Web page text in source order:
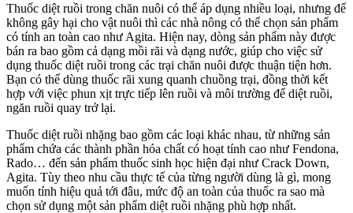
Thuốc diệt ruồi trong chăn nuôi có thể áp dụng nhiều loại, nhưng để
không gây hại cho vật nuôi thì các nhà nông có thể chọn sản phẩm
có tính an toàn cao như Agita. Hiện nay, dòng sản phẩm này được
bán ra bao gồm cả dạng mồi rãi và dạng nước, giúp cho việc sử
dụng thuốc diệt ruồi trong các trại chăn nuôi được thuận tiện hơn.
Bạn có thể dùng thuốc rãi xung quanh chuồng trại, đồng thời kết
hợp với việc phun xịt trực tiếp lên ruồi và môi trường để diệt ruồi,
ngăn ruồi quay trở lại.
Thuốc diệt ruồi nhặng bao gồm các loại khác nhau, từ những sản
phẩm chứa các thành phần hóa chất có hoạt tính cao như Fendona,
Rado… đến sản phẩm thuốc sinh học hiện đại như Crack Down,
Agita. Tùy theo nhu cầu thực tế của từng người dùng là gì, mong
muốn tính hiệu quả tới đâu, mức độ an toàn của thuốc ra sao mà
chọn sử dụng một sản phẩm diệt ruồi nhặng phù hợp nhất.